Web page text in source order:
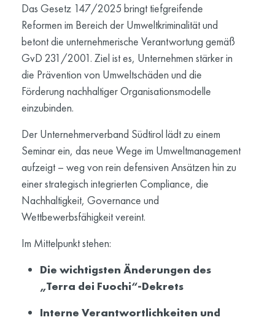
Das Gesetz 147/2025 bringt tiefgreifende
Reformen im Bereich der Umweltkriminalität und
betont die unternehmerische Verantwortung gemäß
GvD 231/2001. Ziel ist es, Unternehmen stärker in
die Prävention von Umweltschäden und die
Förderung nachhaltiger Organisationsmodelle
einzubinden.
Der Unternehmerverband Südtirol lädt zu einem
Seminar ein, das neue Wege im Umweltmanagement
aufzeigt – weg von rein defensiven Ansätzen hin zu
einer strategisch integrierten Compliance, die
Nachhaltigkeit, Governance und
Wettbewerbsfähigkeit vereint.
Im Mittelpunkt stehen:
Die wichtigsten Änderungen des
„Terra dei Fuochi“-Dekrets
Interne Verantwortlichkeiten und